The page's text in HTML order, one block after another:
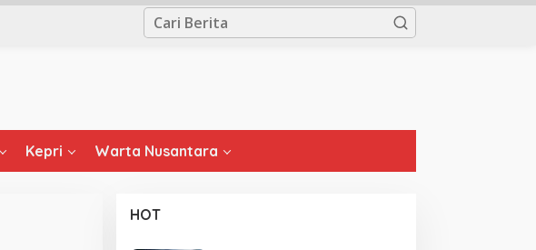
Kepri Warta Nusantara
HOT